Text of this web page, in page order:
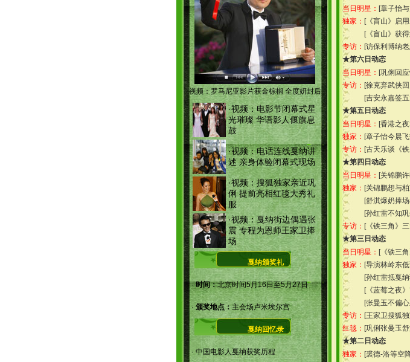
视频：罗马尼亚影片获金棕榈 全度妍封后
·视频：电影节闭幕式星
光璀璨 华语影人偃旗息
鼓
·视频：电话连线戛纳讲
述 亲身体验闭幕式现场
·视频：搜狐独家亲近巩
俐 提前亮相红毯大秀礼
服
·视频：戛纳街边偶遇张
震 专程为恩师王家卫捧
场
戛纳颁奖礼
·时间：北京时间5月16日至5月27日
·颁奖地点：主会场卢米埃尔宫
戛纳回忆录
· 中国电影人戛纳获奖历程
当日明星： [章子怡
独家： [《盲山》启
[《盲山》获
专访： [访保利博纳
★第六日动态
当日明星： [巩俐回
专访： [徐克弃武侠
[吉安永嘉签
★第五日动态
当日明星： [香港之
独家： [章子怡今晨
专访： [古天乐谈《铁
★第四日动态
当日明星： [关锦鹏
独家： [关锦鹏想与
[舒淇爆奶捧
[孙红雷不知
专访： [《铁三角》
★第三日动态
当日明星： [《铁三
独家： [导演林岭东
[孙红雷抵戛
[《蓝莓之夜
[张曼玉不偏
专访： [王家卫搜狐
红毯： [巩俐张曼玉
★第二日动态
独家： [裘德-洛等空